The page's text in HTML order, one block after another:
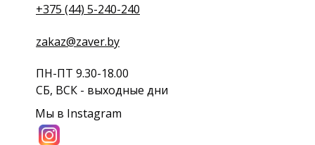
+375 (44) 5-240-240
zakaz@zaver.by
ПН-ПТ 9.30-18.00
СБ, ВСК - выходные дни
Мы в Instagram